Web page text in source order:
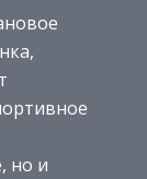
но и